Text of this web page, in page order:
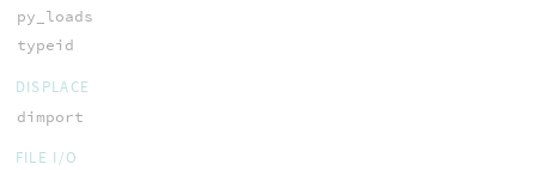
py_loads
typeid
DISPLACE
dimport
FILE I/O